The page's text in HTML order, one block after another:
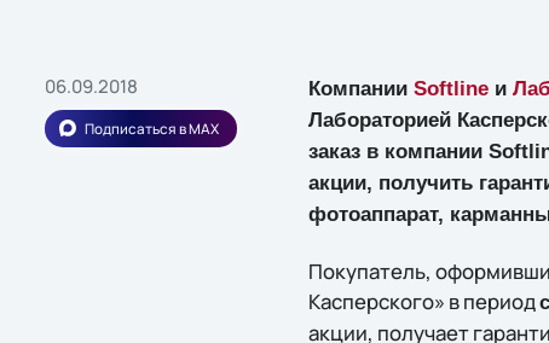
06.09.2018
Подписаться в MAX
Компании Softlineи
Лабораторией
заказ в компании
акции, получить
фотоаппарат,
Покупатель,
Касперского» в период
акции, получает